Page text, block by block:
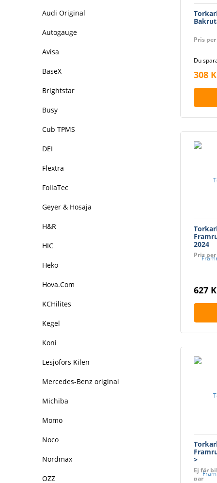
Audi Original
Autogauge
Avisa
BaseX
Brightstar
Busy
Cub TPMS
DEI
Flextra
FoliaTec
Geyer & Hosaja
H&R
HIC
Heko
Hova.Com
KCHilites
Kegel
Koni
Lesjöfors Kilen
Mercedes-Benz original
Michiba
Momo
Noco
Nordmax
OZZ
Pris
Du
308
2024
Pris
627
>
Ej för
par